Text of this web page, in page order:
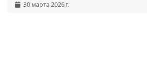
30 марта 2026 г.